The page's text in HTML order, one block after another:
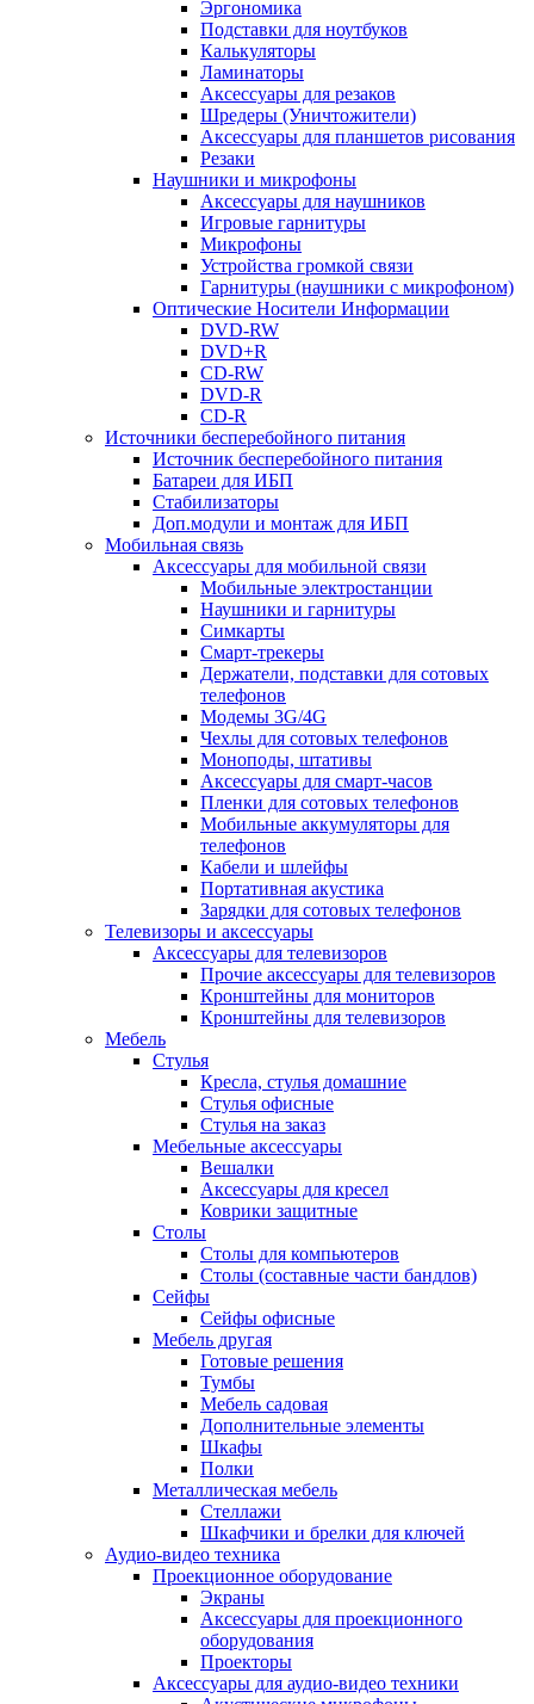
Эргономика
Подставки для ноутбуков
Калькуляторы
Ламинаторы
Аксессуары для резаков
Шредеры (Уничтожители)
Аксессуары для планшетов рисования
Резаки
Наушники и микрофоны
Аксессуары для наушников
Игровые гарнитуры
Микрофоны
Устройства громкой связи
Гарнитуры (наушники с микрофоном)
Оптические Носители Информации
DVD-RW
DVD+R
CD-RW
DVD-R
CD-R
Источники бесперебойного питания
Источник бесперебойного питания
Батареи для ИБП
Стабилизаторы
Доп.модули и монтаж для ИБП
Мобильная связь
Аксессуары для мобильной связи
Мобильные электростанции
Наушники и гарнитуры
Симкарты
Смарт-трекеры
Держатели, подставки для сотовых
телефонов
Модемы 3G/4G
Чехлы для сотовых телефонов
Моноподы, штативы
Аксессуары для смарт-часов
Пленки для сотовых телефонов
Мобильные аккумуляторы для
телефонов
Кабели и шлейфы
Портативная акустика
Зарядки для сотовых телефонов
Телевизоры и аксессуары
Аксессуары для телевизоров
Прочие аксессуары для телевизоров
Кронштейны для мониторов
Кронштейны для телевизоров
Мебель
Стулья
Кресла, стулья домашние
Стулья офисные
Стулья на заказ
Мебельные аксессуары
Вешалки
Аксессуары для кресел
Коврики защитные
Столы
Столы для компьютеров
Столы (составные части бандлов)
Сейфы
Сейфы офисные
Мебель другая
Готовые решения
Тумбы
Мебель садовая
Дополнительные элементы
Шкафы
Полки
Металлическая мебель
Стеллажи
Шкафчики и брелки для ключей
Аудио-видео техника
Проекционное оборудование
Экраны
Аксессуары для проекционного
оборудования
Проекторы
Аксессуары для аудио-видео техники